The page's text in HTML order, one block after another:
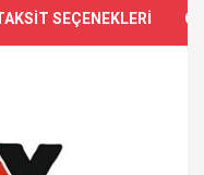
SEÇENEKLERİ